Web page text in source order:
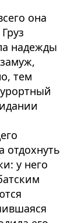
она
надежды
тем
отдохнуть
у него